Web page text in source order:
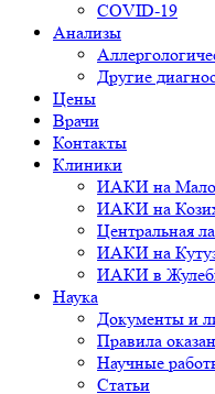
COVID-19
Анализы
Другие
Цены
Врачи
Контакты
Клиники
ИАКИ на
ИАКИ на
Центральная
ИАКИ на
ИАКИ в
Наука
Документы и
Правила
Научные
Статьи